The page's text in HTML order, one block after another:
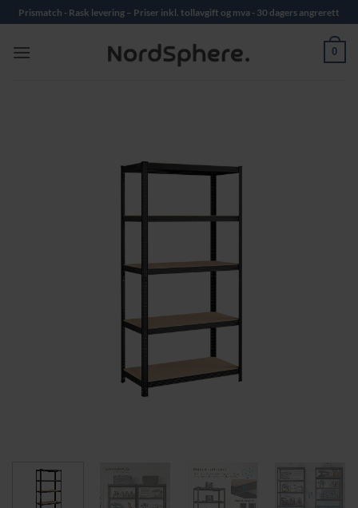
Skip
to
content
Prismatch - Rask levering – Priser inkl. tollavgift og mva - 30 dagers angrerett
0